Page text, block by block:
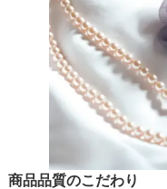
商品品質のこだわり